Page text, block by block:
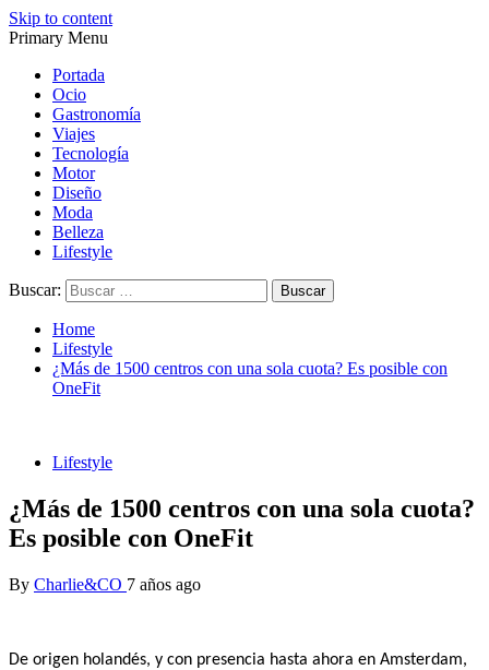
Skip to content
diseño…
diseño…
Primary Menu
Portada
Ocio
Gastronomía
Viajes
Tecnología
Motor
Diseño
Moda
Belleza
Lifestyle
Buscar:
Home
Lifestyle
¿Más de 1500 centros con una sola cuota? Es posible con
OneFit
Lifestyle
¿Más de 1500 centros con una sola cuota?
Es posible con OneFit
By Charlie&CO 7 años ago
De origen holandés, y con presencia hasta ahora en Amsterdam,